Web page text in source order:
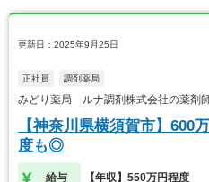
更新日：2025年9月25日
正社員 調剤薬局
みどり薬局 ルナ調剤株式会社の薬剤
【神奈川県横須賀市】600
度も◎
給与 【年収】550万円程度